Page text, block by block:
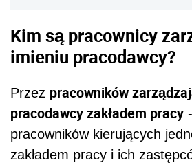
Kim są pracownicy
imieniu pracodawcy?
Przez pracowników
pracodawcy zakładem pracy
pracowników kierujących
zakładem pracy i ich